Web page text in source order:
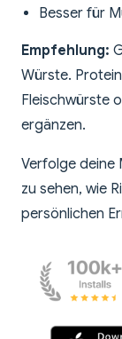
Besser für
Empfehlung:
Würste.
Fleischwürste
ergänzen.
Verfolge deine
zu sehen, wie
persönlichen